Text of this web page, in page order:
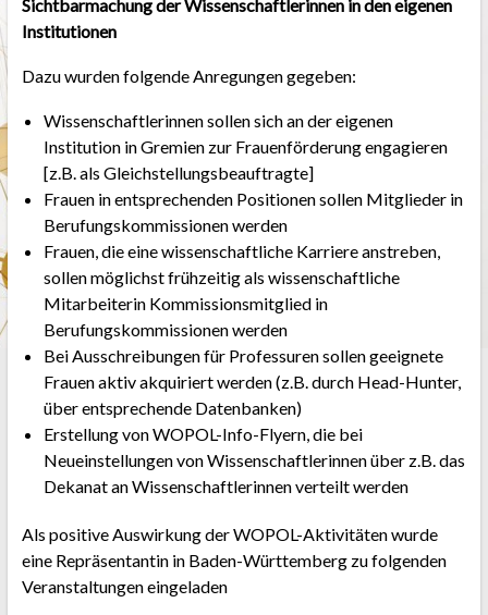
Sichtbarmachung der Wissenschaftlerinnen in den eigenen
Institutionen
Dazu wurden folgende Anregungen gegeben:
Wissenschaftlerinnen sollen sich an der eigenen
Institution in Gremien zur Frauenförderung engagieren
[z.B. als Gleichstellungsbeauftragte]
Frauen in entsprechenden Positionen sollen Mitglieder in
Berufungskommissionen werden
Frauen, die eine wissenschaftliche Karriere anstreben,
sollen möglichst frühzeitig als wissenschaftliche
Mitarbeiterin Kommissionsmitglied in
Berufungskommissionen werden
Bei Ausschreibungen für Professuren sollen geeignete
Frauen aktiv akquiriert werden (z.B. durch Head-Hunter,
über entsprechende Datenbanken)
Erstellung von WOPOL-Info-Flyern, die bei
Neueinstellungen von Wissenschaftlerinnen über z.B. das
Dekanat an Wissenschaftlerinnen verteilt werden
Als positive Auswirkung der WOPOL-Aktivitäten wurde
eine Repräsentantin in Baden-Württemberg zu folgenden
Veranstaltungen eingeladen